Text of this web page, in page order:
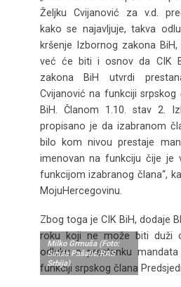
Željku Cvijanović za v.d.
kako se najavljuje, takva
kršenje Izbornog zakona
već će biti i osnov da CIK
zakona BiH utvrdi
Cvijanović na funkciji srpskog
BiH. Članom 1.10. stav 2.
propisano je da izabranom
bilo kom nivou prestaje
imenovan na funkciju čije je
funkcijom izabranog člana“,
MojuHercegovinu.
Zbog toga je CIK BiH, dodaje
roku koji ne može biti duži
odluku o prestanku
funkciji srpskog člana
Milko Grmuša (Foto:
Siniša Pašalić/RAS
Srbija)